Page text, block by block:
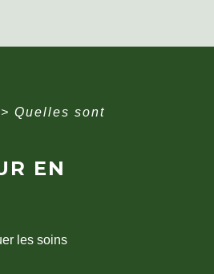
> Quelles sont
EN
les soins